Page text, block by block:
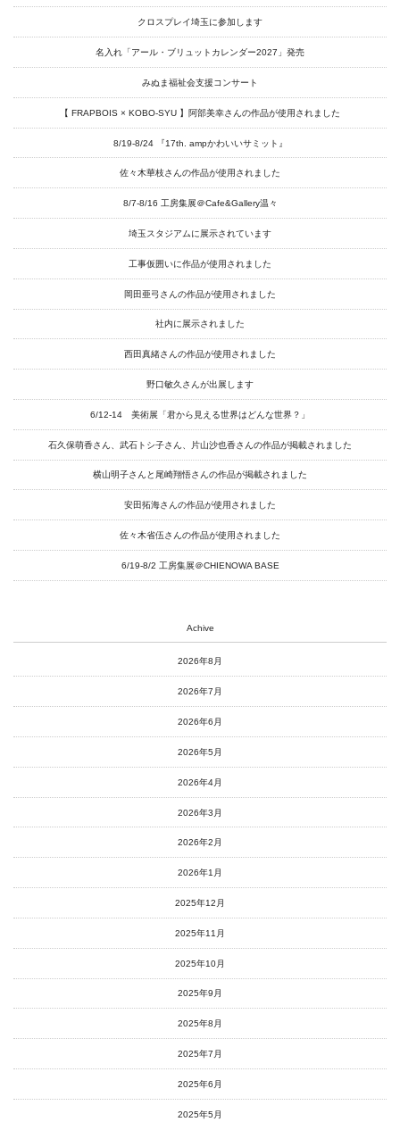
Facebook
Youtube
online-shop
art center syu
南関東・甲信障害者
アートサポートセンター
社会福祉法人みぬま福祉会
クロスプレイ埼玉に参加します
名入れ「アール・ブリュットカレンダー2027」発売
みぬま福祉会支援コンサート
【 FRAPBOIS × KOBO-SYU 】阿部美幸さんの作品が使用されました
8/19-8/24 『17th. ampかわいいサミット』
佐々木華枝さんの作品が使用されました
8/7-8/16 工房集展＠Cafe&Gallery温々
埼玉スタジアムに展示されています
工事仮囲いに作品が使用されました
岡田亜弓さんの作品が使用されました
社内に展示されました
西田真緒さんの作品が使用されました
野口敏久さんが出展します
6/12-14 美術展「君から見える世界はどんな世界？」
石久保萌香さん、武石トシ子さん、片山沙也香さんの作品が掲載されました
横山明子さんと尾崎翔悟さんの作品が掲載されました
安田拓海さんの作品が使用されました
佐々木省伍さんの作品が使用されました
6/19-8/2 工房集展＠CHIENOWA BASE
Achive
2026年8月
2026年7月
2026年6月
2026年5月
2026年4月
2026年3月
2026年2月
2026年1月
2025年12月
2025年11月
2025年10月
2025年9月
2025年8月
2025年7月
2025年6月
2025年5月